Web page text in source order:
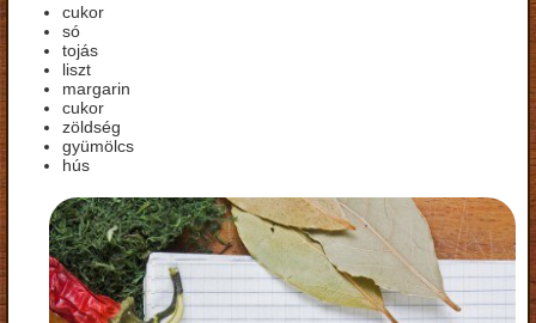
cukor
só
tojás
liszt
margarin
cukor
zöldség
gyümölcs
hús